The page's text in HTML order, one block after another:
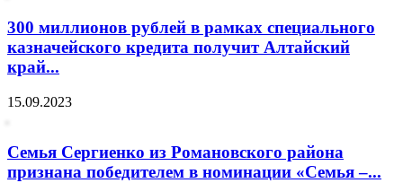
300 миллионов рублей в рамках специального
казначейского кредита получит Алтайский
край...
15.09.2023
Семья Сергиенко из Романовского района
признана победителем в номинации «Семья –...